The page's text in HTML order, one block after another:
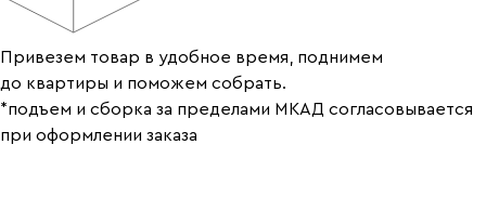
Привезем товар в удобное время, поднимем
до квартиры и поможем собрать.
*подъем и сборка за пределами МКАД согласовывается
при оформлении заказа